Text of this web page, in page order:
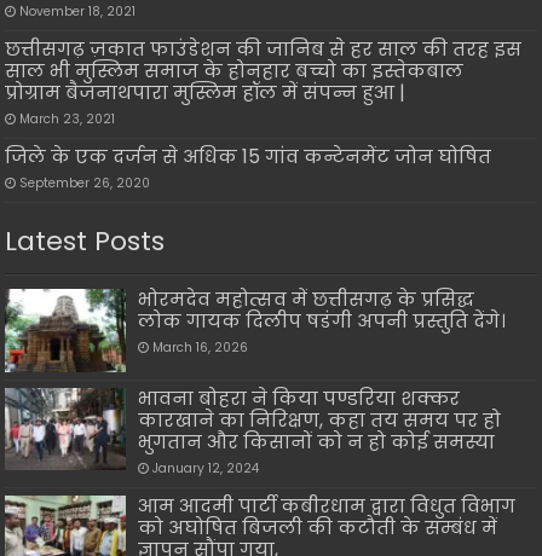
November 18, 2021
छत्तीसगढ़ ज़कात फाउंडेशन की जानिब से हर साल की तरह इस
साल भी मुस्लिम समाज के होनहार बच्चो का इस्तेकबाल
प्रोग्राम बैजनाथपारा मुस्लिम हॉल में संपन्न हुआ |
March 23, 2021
जिले के एक दर्जन से अधिक 15 गांव कन्टेनमेंट जोन घोषित
September 26, 2020
Latest Posts
भोरमदेव महोत्सव में छत्तीसगढ़ के प्रसिद्ध
लोक गायक दिलीप षडंगी अपनी प्रस्तुति देंगे।
March 16, 2026
भावना बोहरा ने किया पण्डरिया शक्कर
कारखाने का निरिक्षण, कहा तय समय पर हो
भुगतान और किसानों को न हो कोई समस्या
January 12, 2024
आम आदमी पार्टी कबीरधाम द्वारा विधुत विभाग
को अघोषित बिजली की कटौती के सम्बंध में
ज्ञापन सौंपा गया,